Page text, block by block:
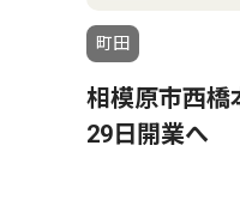
町田
相模原市西
29日開業へ